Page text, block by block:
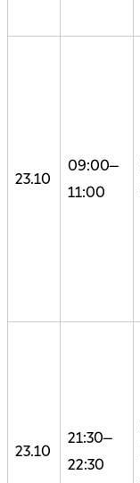
23.10
09:00–
11:00
23.10
21:30–
22:30